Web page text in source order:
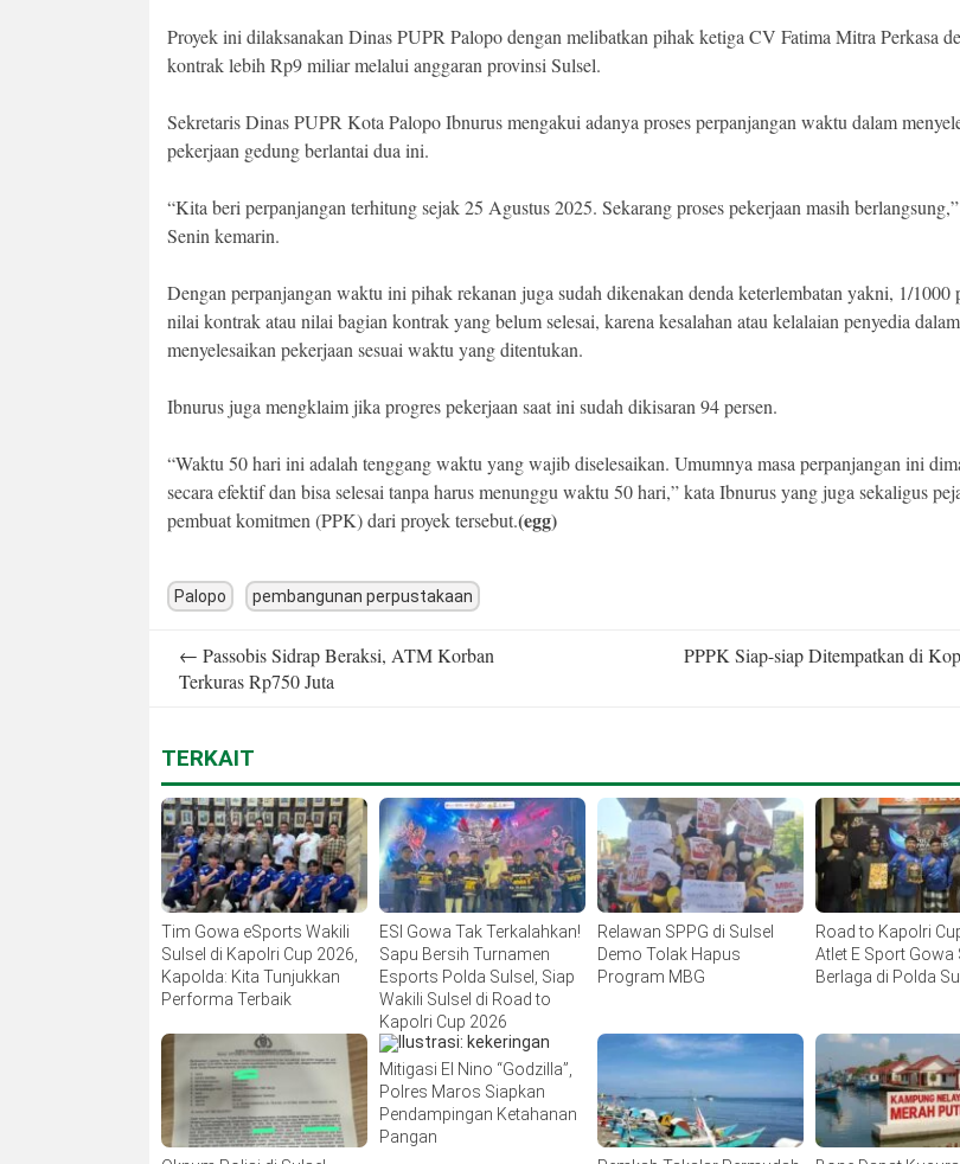
Proyek ini dilaksanakan Dinas PUPR Palopo dengan melibatkan pihak ketiga CV Fatima Mitra Perkasa
kontrak lebih Rp9 miliar melalui anggaran provinsi Sulsel.
Sekretaris Dinas PUPR Kota Palopo Ibnurus mengakui adanya proses perpanjangan waktu dalam
pekerjaan gedung berlantai dua ini.
“Kita beri perpanjangan terhitung sejak 25 Agustus 2025. Sekarang proses pekerjaan masih
Senin kemarin.
Dengan perpanjangan waktu ini pihak rekanan juga sudah dikenakan denda keterlembatan yakni, 1/1000
nilai kontrak atau nilai bagian kontrak yang belum selesai, karena kesalahan atau kelalaian penyedia dalam
menyelesaikan pekerjaan sesuai waktu yang ditentukan.
Ibnurus juga mengklaim jika progres pekerjaan saat ini sudah dikisaran 94 persen.
“Waktu 50 hari ini adalah tenggang waktu yang wajib diselesaikan. Umumnya masa perpanjangan ini
secara efektif dan bisa selesai tanpa harus menunggu waktu 50 hari,” kata Ibnurus yang juga sekaligus
pembuat komitmen (PPK) dari proyek tersebut.(egg)
Palopo pembangunan perpustakaan
navigation
← Passobis Sidrap Beraksi, ATM Korban
Terkuras Rp750 Juta
PPPK Siap-siap Ditempatkan di
TERKAIT
Tim Gowa eSports Wakili
Sulsel di Kapolri Cup 2026,
Kapolda: Kita Tunjukkan
Performa Terbaik
ESI Gowa Tak Terkalahkan!
Sapu Bersih Turnamen
Esports Polda Sulsel, Siap
Wakili Sulsel di Road to
Kapolri Cup 2026
Relawan SPPG di Sulsel
Demo Tolak Hapus
Program MBG
Road to Kapolri
Atlet E Sport Gowa
Berlaga di Polda
Mitigasi El Nino “Godzilla”,
Polres Maros Siapkan
Pendampingan Ketahanan
Pangan